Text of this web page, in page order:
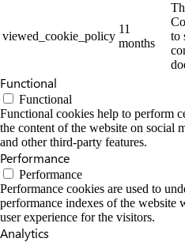
viewed_cookie_policy
11
months
to
Functional
Functional
Functional cookies help to perform
the content of the website on social
and other third-party features.
Performance
Performance
Performance cookies are used to
performance indexes of the website
user experience for the visitors.
Analytics